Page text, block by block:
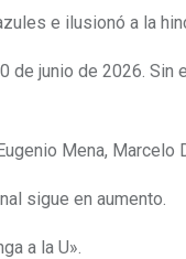
e ilusionó a la
junio de 2026.
Mena, Marcelo
sigue en aumento.
a la U».